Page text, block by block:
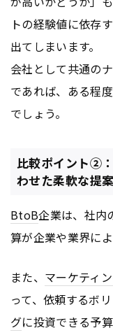
トの経験値に依存
出てしまいます。
会社として共通の
であれば、ある程
でしょう。
比較ポイント②
わせた柔軟な提
BtoB企業は、社内
算が企業や業界に
また、 マーケティ
って、依頼するボ
グに投資できる予